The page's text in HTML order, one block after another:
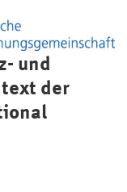
und
der